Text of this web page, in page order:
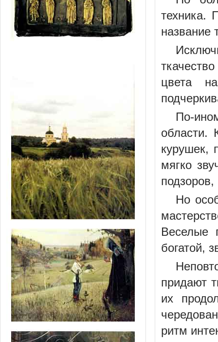
техника.
название
цвета
По-
области.
курушек,
мягко
Но
Веселые
богатой,
придают
их
ритм